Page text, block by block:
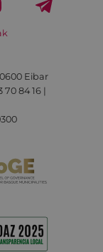
Eibar
70 84 16 |